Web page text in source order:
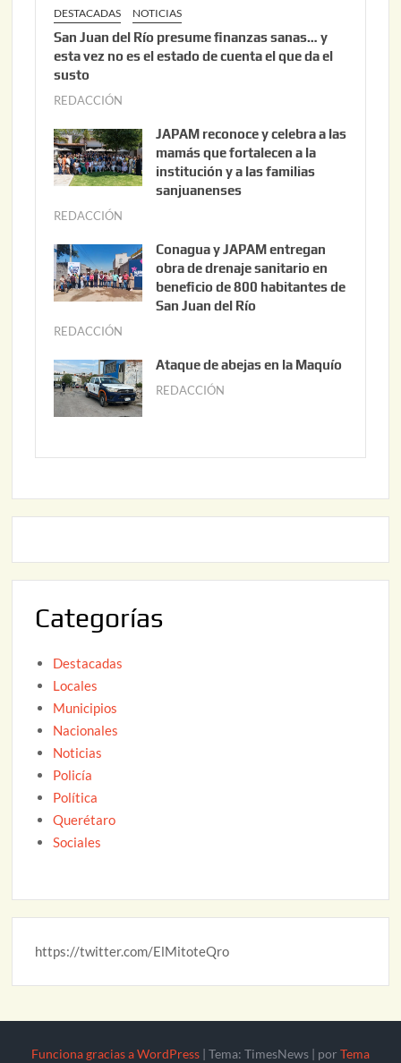
DESTACADAS NOTICIAS
San Juan del Río presume finanzas sanas… y
esta vez no es el estado de cuenta el que da el
susto
REDACCIÓN
o
s
t
,
2
0
JAPAM reconoce y celebra a las
mamás que fortalecen a la
institución y a las familias
sanjuanenses
REDACCIÓN
n
i
o
,
2
0
6
Conagua y JAPAM entregan
obra de drenaje sanitario en
beneficio de 800 habitantes de
San Juan del Río
REDACCIÓN
n
i
o
Ataque de abejas en la Maquío
REDACCIÓN
o
2
Categorías
Destacadas
Locales
Municipios
Nacionales
Noticias
Policía
Política
Querétaro
Sociales
https://twitter.com/ElMitoteQro
Funciona gracias a WordPress | Tema: TimesNews | por Tema